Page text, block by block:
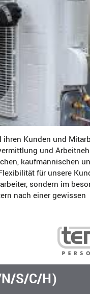
Kunden und
und
kaufmännischen
für unsere
sondern im
nach einer gewissen
S/C/H)